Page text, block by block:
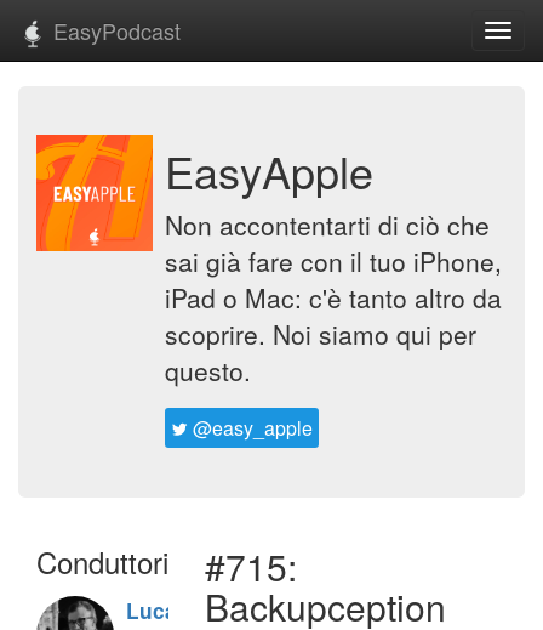
EasyPodcast
EasyApple
Non accontentarti di ciò che
sai già fare con il tuo iPhone,
iPad o Mac: c'è tanto altro da
scoprire. Noi siamo qui per
questo.
@easy_apple
Conduttori
Luca
#715:
Backupception